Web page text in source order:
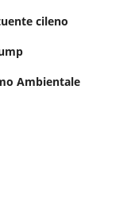
cileno
Ambientale